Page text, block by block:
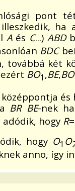
pont
ha
Aés C...) ABD
BDC
továbbá két
BO1 ,BE,BO
és
BR BE-nek
adódik, hogy R=
hogy O1 O
anno, így